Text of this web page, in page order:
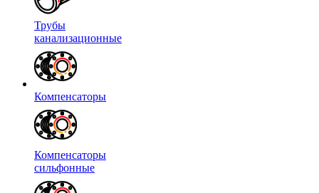
Трубы
канализационные
Компенсаторы
Компенсаторы
сильфонные